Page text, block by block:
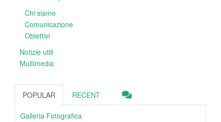
Chi siamo
Comunicazione
Obiettivi
Notizie utili
Multimedia
POPULAR RECENT
Galleria Fotografica